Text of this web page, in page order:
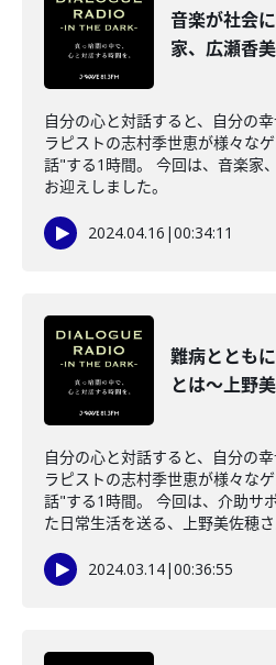
音楽が社会
家、広瀬香
自分の心と対話すると、自分の
ラピストの志村季世恵が様々な
話"する1時間。 今回は、音楽家
お迎えしました。
2024.04.16 |00:34:11
難病ととも
とは～上野
自分の心と対話すると、自分の
ラピストの志村季世恵が様々な
話"する1時間。 今回は、介助サ
た日常生活を送る、上野美佐穂
2024.03.14|00:36:55